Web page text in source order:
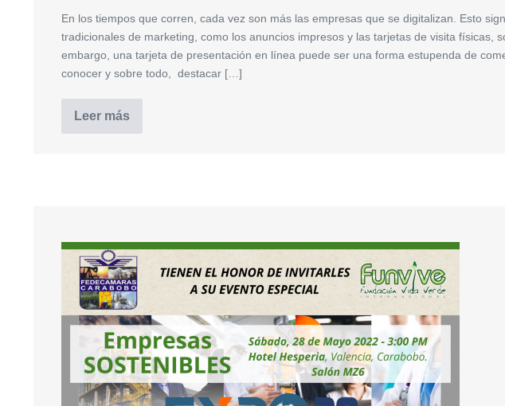
En los tiempos que corren, cada vez son más las empresas que se digitalizan. Esto
tradicionales de marketing, como los anuncios impresos y las tarjetas de visita físicas,
embargo, una tarjeta de presentación en línea puede ser una forma estupenda de
conocer y sobre todo, destacar […]
Leer más